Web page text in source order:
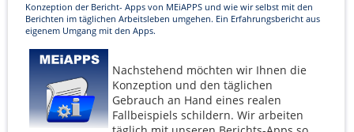
Konzeption der Bericht- Apps von MEiAPPS und wie wir selbst mit den
Berichten im täglichen Arbeitsleben umgehen. Ein Erfahrungsbericht aus
eigenem Umgang mit den Apps.
Nachstehend möchten wir Ihnen die
Konzeption und den täglichen
Gebrauch an Hand eines realen
Fallbeispiels schildern. Wir arbeiten